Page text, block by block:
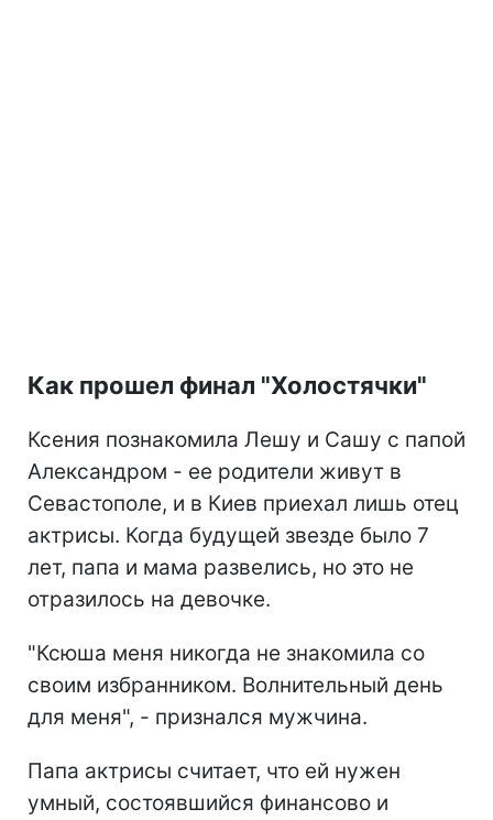
Как прошел финал "Холостячки"
Ксения познакомила Лешу и Сашу с папой
Александром - ее родители живут в
Севастополе, и в Киев приехал лишь отец
актрисы. Когда будущей звезде было 7
лет, папа и мама развелись, но это не
отразилось на девочке.
"Ксюша меня никогда не знакомила со
своим избранником. Волнительный день
для меня", - признался мужчина.
Папа актрисы считает, что ей нужен
умный, состоявшийся финансово и